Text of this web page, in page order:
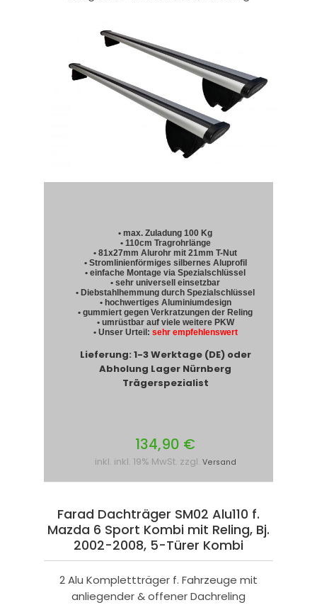
• max. Zuladung 100 Kg
• 110cm Tragrohrlänge
• 81x27mm Alurohr mit 21mm T-Nut
• Stromlinienförmiges silbernes Aluprofil
• einfache Montage via Spezialschlüssel
• sehr universell einsetzbar
• Diebstahlhemmung durch Spezialschlüssel
• hochwertiges Aluminiumdesign
• gummiert gegen Verkratzungen der Reling
• umrüstbar auf viele weitere PKW
• Unser Urteil: sehr empfehlenswert
Lieferung: 1-3 Werktage (DE) oder
Abholung Lager Nürnberg
Trägerspezialist
134,90 €
inkl. inkl. 19% MwSt. zzgl. Versand
Farad Dachträger SM02 Alu110 f.
Mazda 6 Sport Kombi mit Reling, Bj.
2002-2008, 5-Türer Kombi
2 Alu Komplettträger f. Fahrzeuge mit
anliegender & offener Dachreling